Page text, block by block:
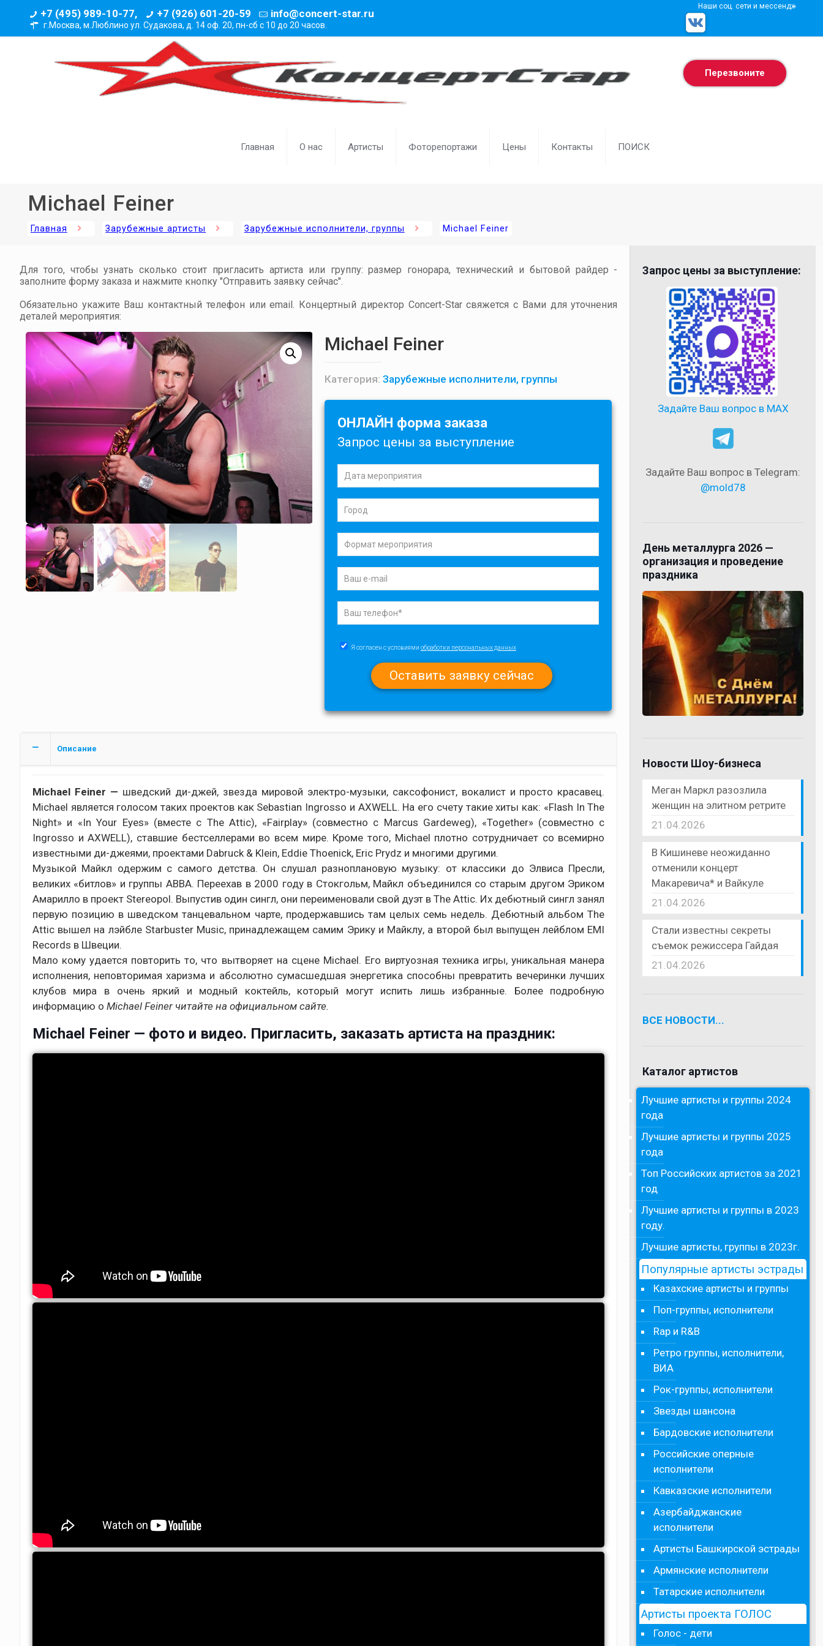
+7 (495) 989-10-77, +7 (926) 601-20-59 info@concert-star.ru
г.Москва, м.Люблино ул. Судакова, д. 14 оф. 20, пн-сб с 10 до 20 часов.
Наши соц. сети и мессенджеры
Главная О нас Артисты Фоторепортажи Цены Контакты ПОИСК
Перезвоните
Michael Feiner
Главная Зарубежные артисты Зарубежные исполнители, группы Michael Feiner
Для того, чтобы узнать сколько стоит пригласить артиста или группу: размер гонорара, технический и бытовой райдер -
заполните форму заказа и нажмите кнопку "Отправить заявку сейчас".
Обязательно укажите Ваш контактный телефон или email. Концертный директор Concert-Star свяжется с Вами для уточнения
деталей мероприятия:
Michael Feiner
Категория: Зарубежные исполнители, группы
ОНЛАЙН форма заказа
Запрос цены за выступление
Я согласен с условиями обработки персональных данных
Описание
Michael Feiner — шведский ди-джей, звезда мировой электро-музыки, саксофонист, вокалист и просто красавец.
Michael является голосом таких проектов как Sebastian Ingrosso и AXWELL. На его счету такие хиты как: «Flash In The
Night» и «In Your Eyes» (вместе с The Attic), «Fairplay» (совместно с Marcus Gardeweg), «Together» (совместно с
Ingrosso и AXWELL), ставшие бестселлерами во всем мире. Кроме того, Michael плотно сотрудничает со всемирно
известными ди-джеями, проектами Dabruck & Klein, Eddie Thoenick, Eric Prydz и многими другими.
Музыкой Майкл одержим с самого детства. Он слушал разноплановую музыку: от классики до Элвиса Пресли,
великих «битлов» и группы ABBA. Переехав в 2000 году в Стокгольм, Майкл объединился со старым другом Эриком
Амарилло в проект Stereopol. Выпустив один сингл, они переименовали свой дуэт в The Attic. Их дебютный сингл занял
первую позицию в шведском танцевальном чарте, продержавшись там целых семь недель. Дебютный альбом The
Attic вышел на лэйбле Starbuster Music, принадлежащем самим Эрику и Майклу, а второй был выпущен лейблом EMI
Records в Швеции.
Мало кому удается повторить то, что вытворяет на сцене Michael. Его виртуозная техника игры, уникальная манера
исполнения, неповторимая харизма и абсолютно сумасшедшая энергетика способны превратить вечеринки лучших
клубов мира в очень яркий и модный коктейль, который могут испить лишь избранные. Более подробную
информацию о Michael Feiner читайте на официальном сайте.
Michael Feiner — фото и видео. Пригласить, заказать артиста на праздник:
Запрос цены за выступление:
Задайте Ваш вопрос в MAX
Задайте Ваш вопрос в Telegram:
@mold78
День металлурга 2026 —
организация и проведение
праздника
Новости Шоу-бизнеса
Меган Маркл разозлила
женщин на элитном ретрите
21.04.2026
В Кишиневе неожиданно
отменили концерт
Макаревича* и Вайкуле
21.04.2026
Стали известны секреты
съемок режиссера Гайдая
21.04.2026
ВСЕ НОВОСТИ...
Каталог артистов
Лучшие артисты и группы 2024
года
Лучшие артисты и группы 2025
года
Топ Российских артистов за 2021
год
Лучшие артисты и группы в 2023
году.
Лучшие артисты, группы в 2023г.
Популярные артисты эстрады
Казахские артисты и группы
Поп-группы, исполнители
Rap и R&B
Ретро группы, исполнители,
ВИА
Рок-группы, исполнители
Звезды шансона
Бардовские исполнители
Российские оперные
исполнители
Кавказские исполнители
Азербайджанские
исполнители
Артисты Башкирской эстрады
Армянские исполнители
Татарские исполнители
Артисты проекта ГОЛОС
Голос - дети